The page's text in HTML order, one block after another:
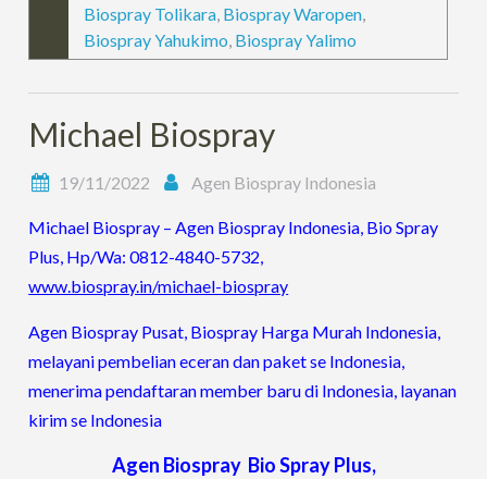
Biospray Tolikara, Biospray Waropen,
Biospray Yahukimo, Biospray Yalimo
Michael Biospray
19/11/2022 Agen Biospray Indonesia
Michael Biospray – Agen Biospray Indonesia, Bio Spray
Plus, Hp/Wa: 0812-4840-5732,
www.biospray.in/michael-biospray
Agen Biospray Pusat, Biospray Harga Murah Indonesia,
melayani pembelian eceran dan paket se Indonesia,
menerima pendaftaran member baru di Indonesia, layanan
kirim se Indonesia
Agen Biospray Bio Spray Plus,